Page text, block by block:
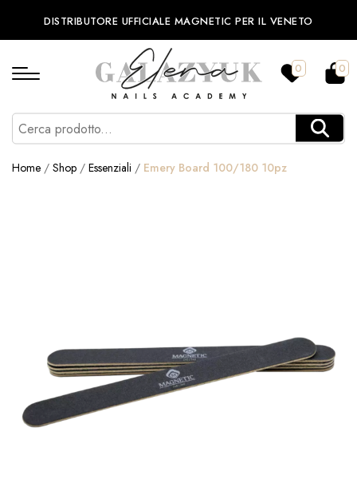
DISTRIBUTORE UFFICIALE MAGNETIC PER IL VENETO
0 0
Home / Shop / Essenziali / Emery Board 100/180 10pz